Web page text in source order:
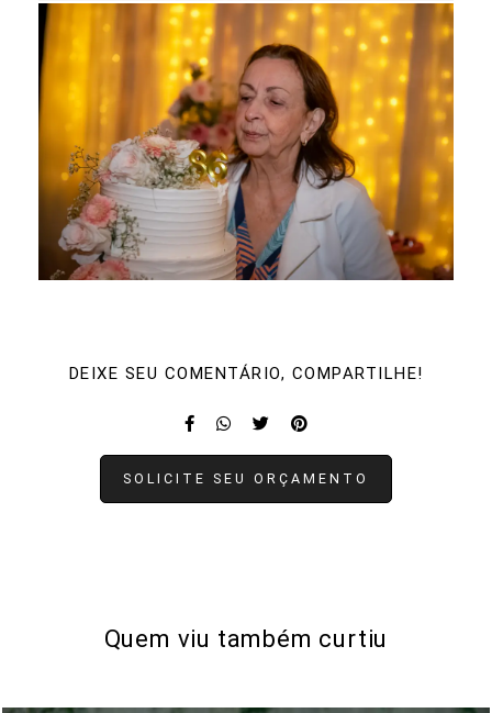
DEIXE SEU COMENTÁRIO, COMPARTILHE!
SOLICITE SEU ORÇAMENTO
Quem viu também curtiu